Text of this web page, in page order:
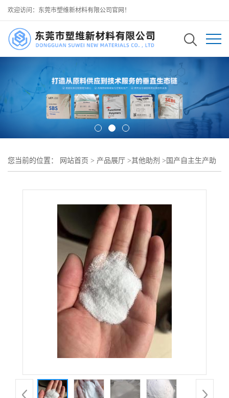
欢迎访问：东莞市塑维新材料有限公司官网！
您当前的位置： 网站首页 > 产品展厅 >其他助剂 > 国产自主生产助